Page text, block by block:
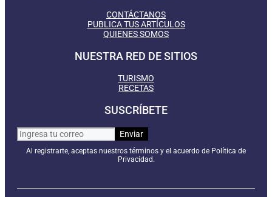
CONTÁCTANOS
PUBLICA TUS ARTÍCULOS
QUIENES SOMOS
NUESTRA RED DE SITIOS
TURISMO
RECETAS
SUSCRÍBETE
Al registrarte, aceptas nuestros términos y el acuerdo de Política de
Privacidad.